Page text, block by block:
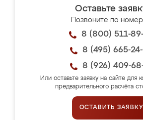
Оставьте
Позвоните по
8 (800) 511-
8 (495) 665-
8 (926) 409-
Или оставьте заявку на сайте для
предварительного расчёта
ОСТАВИТЬ ЗАЯВКУ